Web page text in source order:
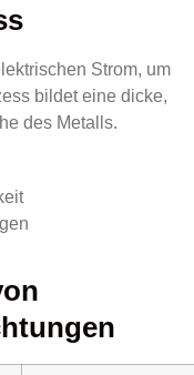
Strom, um
bildet eine dicke,
des Metalls.